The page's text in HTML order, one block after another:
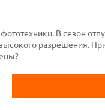
В сезон
разрешения.